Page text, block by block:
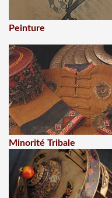
Peinture
Minorité Tribale